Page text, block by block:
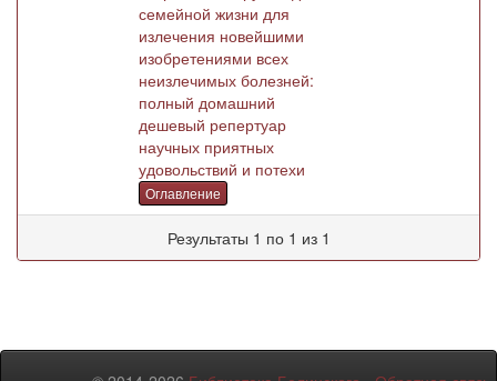
семейной жизни для
излечения новейшими
изобретениями всех
неизлечимых болезней:
полный домашний
дешевый репертуар
научных приятных
удовольствий и потехи
Оглавление
Результаты 1 по 1 из 1